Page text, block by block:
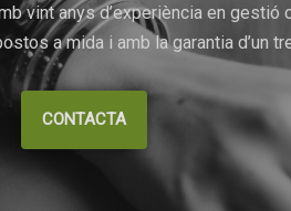
vint anys d’experiència en
a mida i amb la garantia d’un
CONTACTA